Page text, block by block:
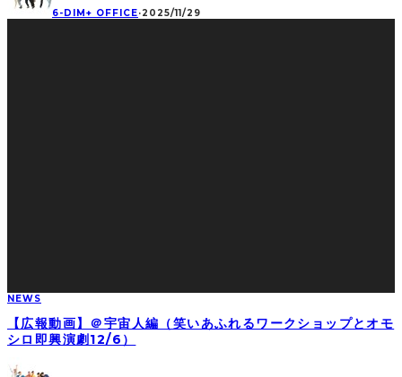
6-DIM+ OFFICE·2025/11/29
NEWS
【広報動画】＠宇宙人編（笑いあふれるワークショップとオモ
シロ即興演劇12/6）